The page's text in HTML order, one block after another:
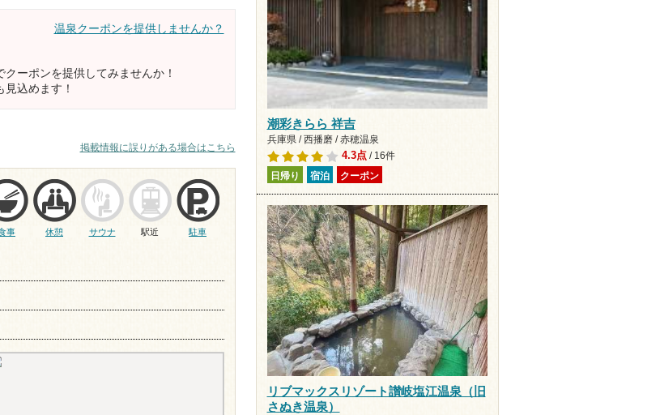
温泉クーポンを提供しませんか？
ーポンを提供してみませんか！
込めます！
掲載情報に誤りがある場合はこちら
事 休憩 サウナ 駅近 駐車
潮彩きらら 祥吉
兵庫県 / 西播磨 / 赤穂温泉
4.3点/ 16件
日帰り 宿泊 クーポン
リブマックスリゾート讃岐塩江温泉（旧
さぬき温泉）